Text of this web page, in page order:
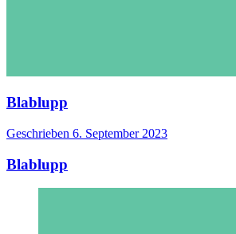
Blablupp
Geschrieben 6. September 2023
Blablupp